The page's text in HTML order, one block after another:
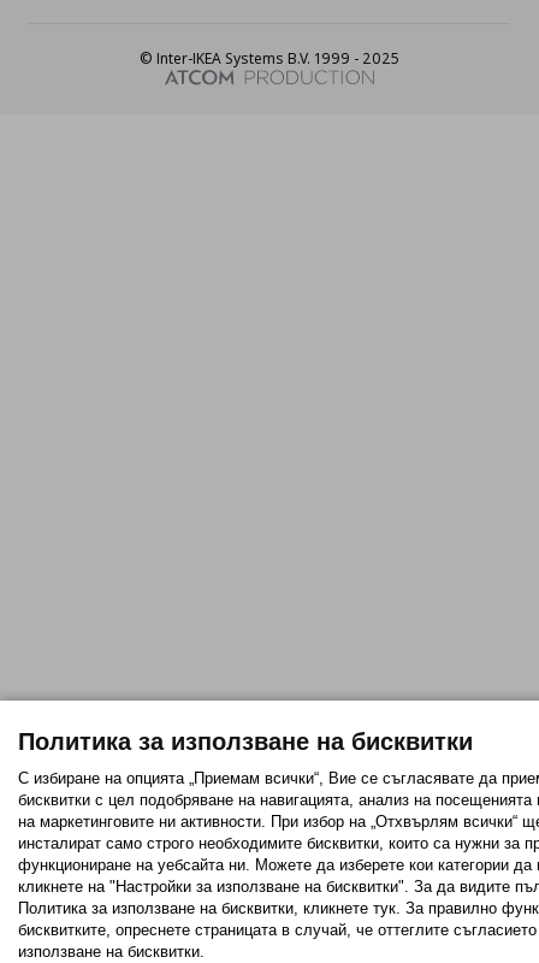
© Inter-IKEA Systems B.V. 1999 - 2025
Политика за използване на бисквитки
С избиране на опцията „Приемам всички“, Вие се съгласявате да
бисквитки с цел подобряване на навигацията, анализ на посещенията
на маркетинговите ни активности. При избор на „Отхвърлям всички“
инсталират само строго необходимитe бисквитки, които са нужни за
функциониране на уебсайта ни. Можете да изберете кои категории да
кликнете на "Настройки за използване на бисквитки". За да видите
Политика за използване на бисквитки, кликнете тук. За правилно
бисквитките, опреснете страницата в случай, че оттеглите
използване на бисквитки.